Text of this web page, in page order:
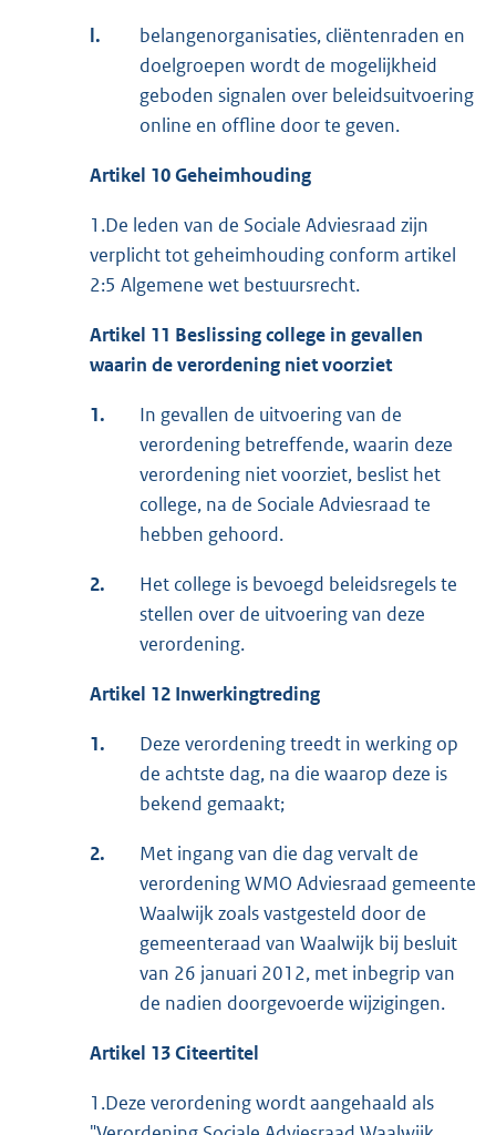
l.
belangenorganisaties, cliëntenraden en
doelgroepen wordt de mogelijkheid
geboden signalen over beleidsuitvoering
online en offline door te geven.
Artikel 10 Geheimhouding
1.De leden van de Sociale Adviesraad zijn
verplicht tot geheimhouding conform artikel
2:5 Algemene wet bestuursrecht.
Artikel 11 Beslissing college in gevallen
waarin de verordening niet voorziet
1.
In gevallen de uitvoering van de
verordening betreffende, waarin deze
verordening niet voorziet, beslist het
college, na de Sociale Adviesraad te
hebben gehoord.
2.
Het college is bevoegd beleidsregels te
stellen over de uitvoering van deze
verordening.
Artikel 12 Inwerkingtreding
1.
Deze verordening treedt in werking op
de achtste dag, na die waarop deze is
bekend gemaakt;
2.
Met ingang van die dag vervalt de
verordening WMO Adviesraad gemeente
Waalwijk zoals vastgesteld door de
gemeenteraad van Waalwijk bij besluit
van 26 januari 2012, met inbegrip van
de nadien doorgevoerde wijzigingen.
Artikel 13Citeertitel
1.Deze verordening wordt aangehaald als